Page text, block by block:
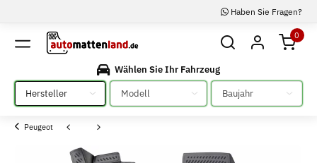
Haben Sie Fragen?
0
Wählen Sie Ihr Fahrzeug
Bitte auswählen
Bitte auswählen Bitte auswählen
Peugeot